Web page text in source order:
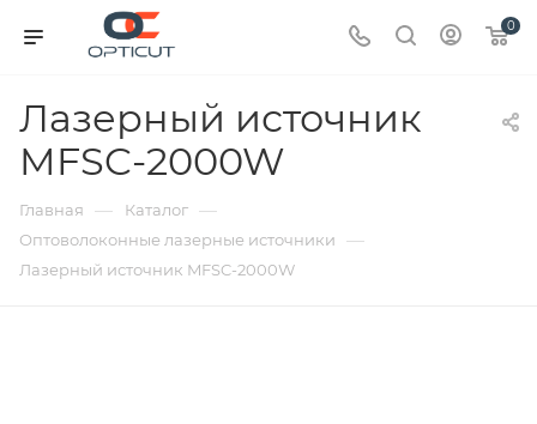
0
Лазерный источник
MFSC-2000W
Главная — Каталог —
Оптоволоконные лазерные источники —
Лазерный источник MFSC-2000W